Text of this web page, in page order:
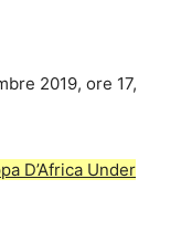
2019, ore 17,
D’Africa Under